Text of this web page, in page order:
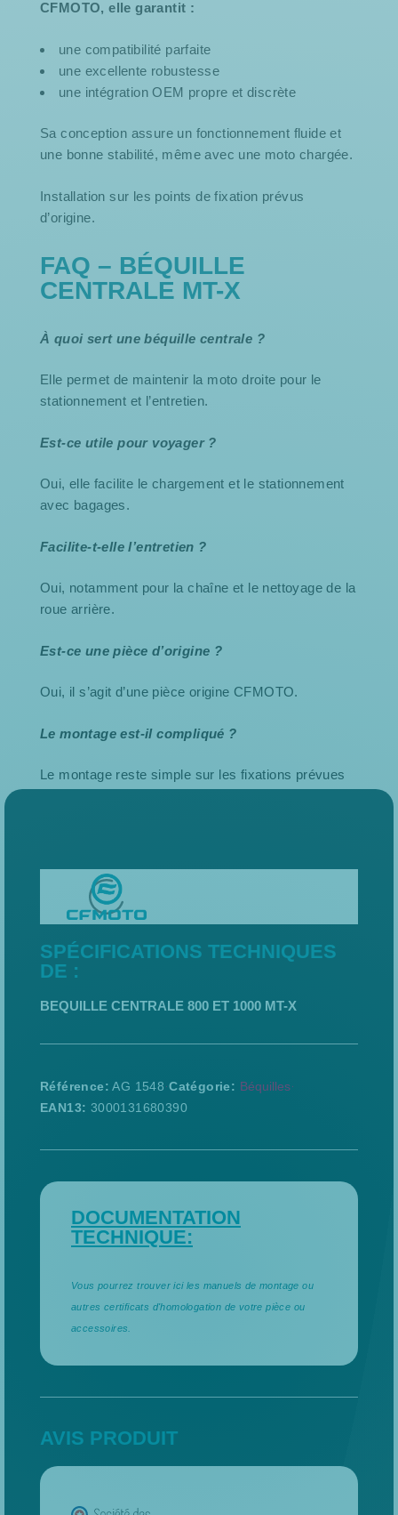
CFMOTO, elle garantit :
une compatibilité parfaite
une excellente robustesse
une intégration OEM propre et discrète
Sa conception assure un fonctionnement fluide et
une bonne stabilité, même avec une moto chargée.
Installation sur les points de fixation prévus
d’origine.
FAQ – BÉQUILLE
CENTRALE MT-X
À quoi sert une béquille centrale ?
Elle permet de maintenir la moto droite pour le
stationnement et l’entretien.
Est-ce utile pour voyager ?
Oui, elle facilite le chargement et le stationnement
avec bagages.
Facilite-t-elle l’entretien ?
Oui, notamment pour la chaîne et le nettoyage de la
roue arrière.
Est-ce une pièce d’origine ?
Oui, il s’agit d’une pièce origine CFMOTO.
Le montage est-il compliqué ?
Le montage reste simple sur les fixations prévues
SPÉCIFICATIONS TECHNIQUES
DE :
BEQUILLE CENTRALE 800 ET 1000 MT-X
Référence AG 1548 Catégorie
Béquilles
EAN13
3000131680390
DOCUMENTATION
TECHNIQUE:
Vous pourrez trouver ici les manuels de montage ou
autres certificats d'homologation de votre pièce ou
accessoires.
AVIS PRODUIT